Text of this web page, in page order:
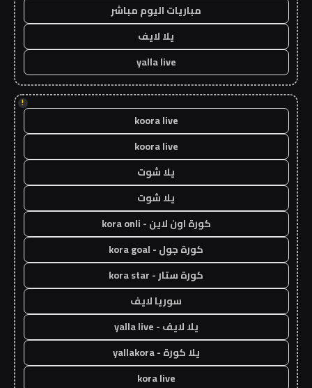
مباريات اليوم مباشر
يلا لايف
yalla live
!
koora live
koora live
يلا شوت
يلا شوت
كورة اون لاين - kora onli
كورة جول - kora goal
كورة ستار - kora star
سوريا لايف
يلا لايف - yalla live
يلا كورة - yallakora
kora live